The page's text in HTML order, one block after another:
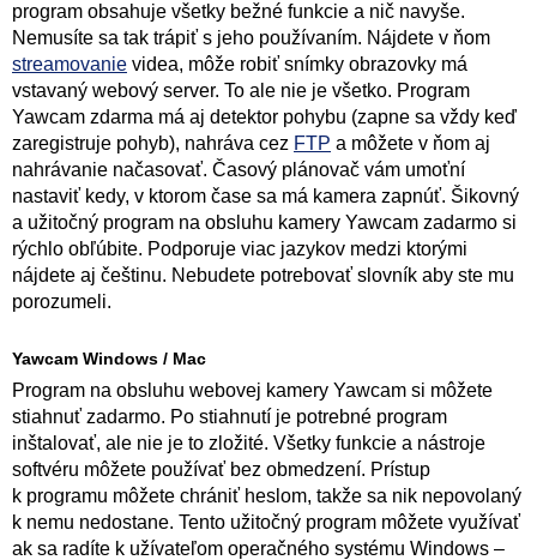
program obsahuje všetky bežné funkcie a nič navyše.
Nemusíte sa tak trápiť s jeho používaním. Nájdete v ňom
streamovanie videa, môže robiť snímky obrazovky má
vstavaný webový server. To ale nie je všetko. Program
Yawcam zdarma má aj detektor pohybu (zapne sa vždy keď
zaregistruje pohyb), nahráva cez FTP a môžete v ňom aj
nahrávanie načasovať. Časový plánovač vám umoťní
nastaviť kedy, v ktorom čase sa má kamera zapnúť. Šikovný
a užitočný program na obsluhu kamery Yawcam zadarmo si
rýchlo obľúbite. Podporuje viac jazykov medzi ktorými
nájdete aj češtinu. Nebudete potrebovať slovník aby ste mu
porozumeli.
Yawcam Windows / Mac
Program na obsluhu webovej kamery Yawcam si môžete
stiahnuť zadarmo. Po stiahnutí je potrebné program
inštalovať, ale nie je to zložité. Všetky funkcie a nástroje
softvéru môžete používať bez obmedzení. Prístup
k programu môžete chrániť heslom, takže sa nik nepovolaný
k nemu nedostane. Tento užitočný program môžete využívať
ak sa radíte k užívateľom operačného systému Windows –